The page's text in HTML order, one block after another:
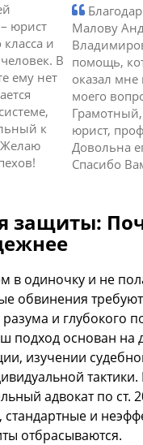
юрист
и
В
ему нет
к
Желаю
Малову
помощь,
оказал
моего
юрист,
Довольна
Спасибо
защиты:
в одиночку и не
обвинения требуют
разума и глубокого
подход основан на
изучении
тактики.
адвокат по ст.
и
отбрасываются.